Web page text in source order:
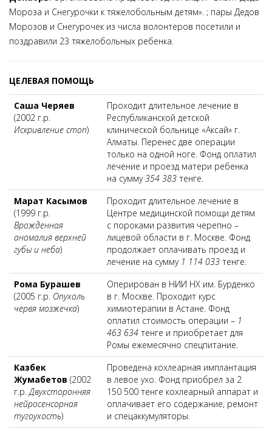
Мороза и Снегурочки к тяжелобольным детям». ; пары Дедов
Морозов и Снегурочек из числа волонтеров посетили и
поздравили 23 тяжелобольных ребенка.
ЦЕЛЕВАЯ ПОМОЩЬ
Саша Черяев
(2002 г.р.
Искривление стоп)
Проходит длительное лечение в
Республиканской детской
клинической больнице «Аксай» г.
Алматы. Перенес две операции
только на одной ноге. Фонд оплатил
лечение и проезд матери ребенка
на сумму354 383 тенге.
Марат Касымов
(1999 г.р.
Врожденная
аномалия верхней
губы и неба)
Проходит длительное лечение в
Центре медицинской помощи детям
с пороками развития черепно –
лицевой области в г. Москве. Фонд
продолжает оплачивать проезд и
лечение на сумму 1 114 033 тенге.
Рома Бурашев
(2005 г.р. Опухоль
червя мозжечка)
Оперирован в НИИ НХ им. Бурденко
в г. Москве. Проходит курс
химиотерапии в Астане. Фонд
оплатил стоимость операции – 1
463 634 тенге и приобретает для
Ромы ежемесячно спецпитание.
Казбек
Жумабетов (2002
г.р.Двухсторонняя
нейросенсорная
тугоухость)
Проведена кохлеарная имплантация
в левое ухо. Фонд приобрел за 2
150 500 тенге кохлеарный аппарат и
оплачивает его содержание, ремонт
и спецаккумуляторы.